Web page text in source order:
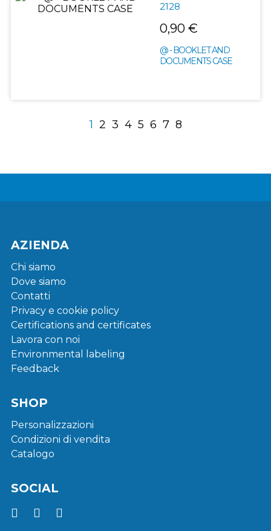
2128
0,90 €
@ - BOOKLET AND
DOCUMENTS CASE
1 2 3 4 5 6 7 8
AZIENDA
Chi siamo
Dove siamo
Contatti
Privacy e cookie policy
Certifications and certificates
Lavora con noi
Environmental labeling
Feedback
SHOP
Personalizzazioni
Condizioni di vendita
Catalogo
SOCIAL